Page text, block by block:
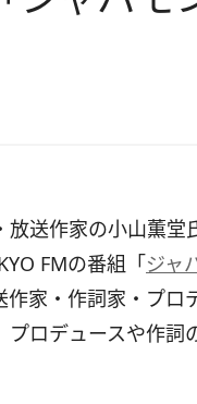
放送作家の小山薫堂
FMの番組「ジャ
作家・作詞家・プロ
プロデュースや作詞